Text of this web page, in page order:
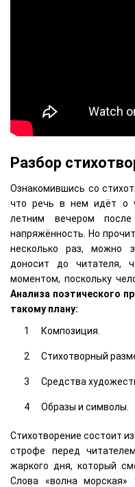
Разбор
Ознакомившись со
что речь в нем идёт о
летним вечером
напряжённость. Но
несколько раз, можно
доносит до читателя,
моментом, поскольку
Анализа поэтического
такому плану:
Композиция.
Стихотворный
Средства
Образы и символы.
Стихотворение состоит
строфе перед
жаркого дня, который
Слова «волна